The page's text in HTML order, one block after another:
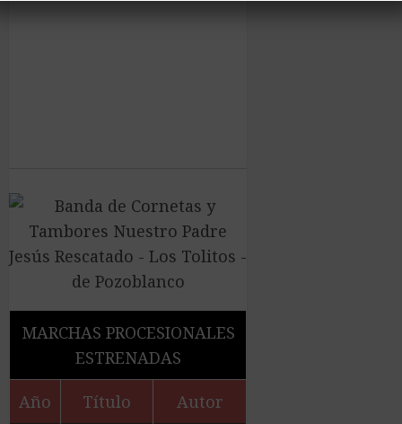
MARCHAS PROCESIONALES
ESTRENADAS
Año Título Autor